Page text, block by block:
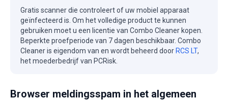
Gratis scanner die controleert of uw mobiel apparaat
geïnfecteerd is. Om het volledige product te kunnen
gebruiken moet u een licentie van Combo Cleaner kopen.
Beperkte proefperiode van 7 dagen beschikbaar. Combo
Cleaner is eigendom van en wordt beheerd door RCS LT,
het moederbedrijf van PCRisk.
Browser meldingsspam in het algemeen